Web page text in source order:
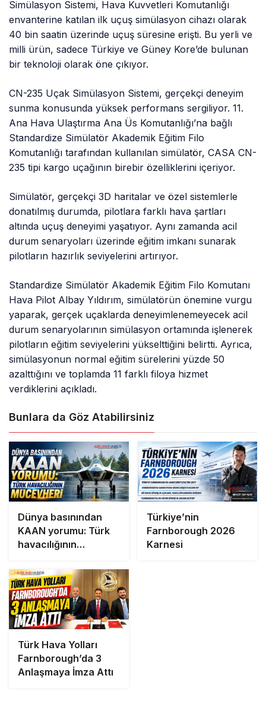
Simülasyon Sistemi, Hava Kuvvetleri Komutanlığı
envanterine katılan ilk uçuş simülasyon cihazı olarak
40 bin saatin üzerinde uçuş süresine erişti. Bu yerli ve
milli ürün, sadece Türkiye ve Güney Kore’de bulunan
bir teknoloji olarak öne çıkıyor.
CN-235 Uçak Simülasyon Sistemi, gerçekçi deneyim
sunma konusunda yüksek performans sergiliyor. 11.
Ana Hava Ulaştırma Ana Üs Komutanlığı’na bağlı
Standardize Simülatör Akademik Eğitim Filo
Komutanlığı tarafından kullanılan simülatör, CASA CN-
235 tipi kargo uçağının birebir özelliklerini içeriyor.
Simülatör, gerçekçi 3D haritalar ve özel sistemlerle
donatılmış durumda, pilotlara farklı hava şartları
altında uçuş deneyimi yaşatıyor. Aynı zamanda acil
durum senaryoları üzerinde eğitim imkanı sunarak
pilotların hazırlık seviyelerini artırıyor.
Standardize Simülatör Akademik Eğitim Filo Komutanı
Hava Pilot Albay Yıldırım, simülatörün önemine vurgu
yaparak, gerçek uçaklarda deneyimlenemeyecek acil
durum senaryolarının simülasyon ortamında işlenerek
pilotların eğitim seviyelerini yükselttiğini belirtti. Ayrıca,
simülasyonun normal eğitim sürelerini yüzde 50
azalttığını ve toplamda 11 farklı filoya hizmet
verdiklerini açıkladı.
Bunlara da Göz Atabilirsiniz
Dünya basınından
KAAN yorumu: Türk
havacılığının
Türkiye’nin
Farnborough 2026
Karnesi
Türk Hava Yolları
Farnborough’da 3
Anlaşmaya İmza Attı